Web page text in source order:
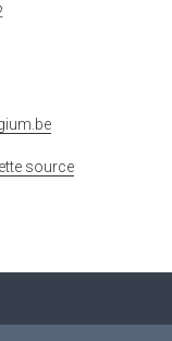
source